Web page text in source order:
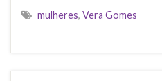
mulheres, Vera Gomes